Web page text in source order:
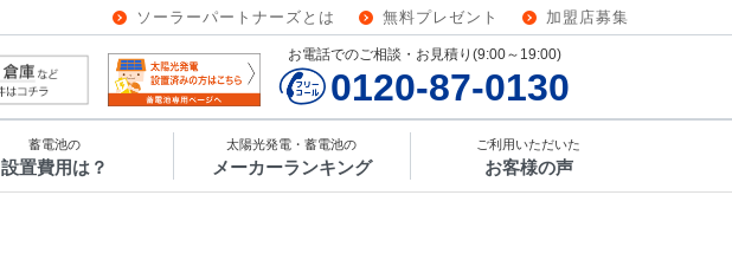
ソーラーパートナーズとは 無料プレゼント 加盟店募集
お電話でのご相談・お見積り(9:00～19:00)
0120-87-0130
蓄電池の
設置費用は？
太陽光発電・蓄電池の
メーカーランキング
ご利用いただいた
お客様の声